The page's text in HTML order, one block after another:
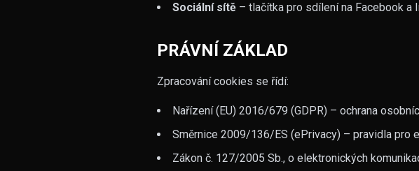
Sociální sítě – tlačítka pro sdílení na Facebook a
PRÁVNÍ ZÁKLAD
Zpracování cookies se řídí:
Nařízení (EU) 2016/679 (GDPR) – ochrana
Směrnice 2009/136/ES (ePrivacy) – pravidla pro
Zákon č. 127/2005 Sb., o elektronických